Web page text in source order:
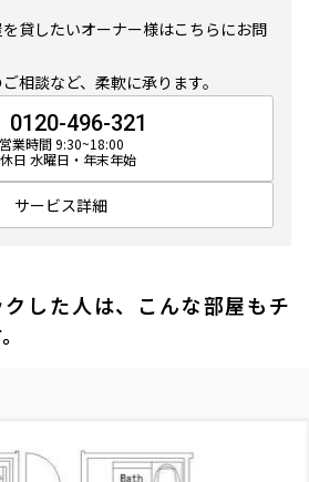
貸したいオーナー様はこちらにお問
相談など、柔軟に承ります。
0120-496-321
営業時間 9:30~18:00
日 水曜日・年末年始
サービス詳細
した人は、こんな部屋もチ